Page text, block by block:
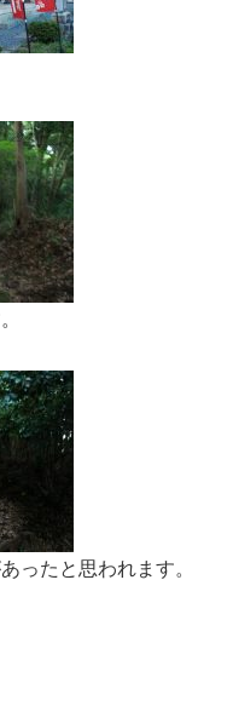
ったと思われます。